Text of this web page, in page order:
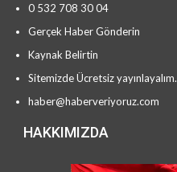
0 532 708 30 04
Gerçek Haber Gönderin
Kaynak Belirtin
Sitemizde Ücretsiz yayınlayalım.
haber@haberveriyoruz.com
HAKKIMIZDA